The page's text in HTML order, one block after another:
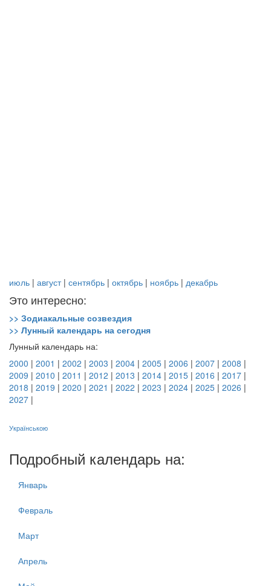
июль | август| сентябрь | октябрь | ноябрь | декабрь
Это интересно:
>> Зодиакальные созвездия
>> Лунный календарь на сегодня
Лунный календарь на:
2000 | 2001 | 2002 | 2003 | 2004 | 2005 | 2006 | 2007 | 2008 |
2009 | 2010 | 2011 | 2012 | 2013 | 2014 | 2015 | 2016 | 2017 |
2018 | 2019 | 2020 | 2021 | 2022 | 2023 | 2024 | 2025 | 2026 |
2027 |
Українською
Подробный календарь на:
Январь
Февраль
Март
Апрель